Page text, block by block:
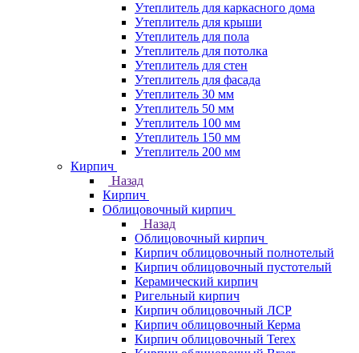
Утеплитель для каркасного дома
Утеплитель для крыши
Утеплитель для пола
Утеплитель для потолка
Утеплитель для стен
Утеплитель для фасада
Утеплитель 30 мм
Утеплитель 50 мм
Утеплитель 100 мм
Утеплитель 150 мм
Утеплитель 200 мм
Кирпич
Назад
Кирпич
Облицовочный кирпич
Назад
Облицовочный кирпич
Кирпич облицовочный полнотелый
Кирпич облицовочный пустотелый
Керамический кирпич
Ригельный кирпич
Кирпич облицовочный ЛСР
Кирпич облицовочный Керма
Кирпич облицовочный Terex